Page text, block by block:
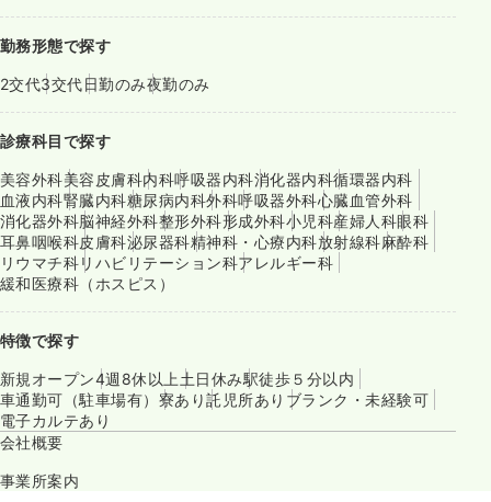
勤務形態で探す
2交代3交代日勤のみ夜勤のみ
診療科目で探す
美容外科美容皮膚科内科呼吸器内科消化器内科循環器内科
血液内科腎臓内科糖尿病内科外科呼吸器外科心臓血管外科
消化器外科脳神経外科整形外科形成外科小児科産婦人科眼科
耳鼻咽喉科皮膚科泌尿器科精神科・心療内科放射線科麻酔科
リウマチ科リハビリテーション科アレルギー科
緩和医療科（ホスピス）
特徴で探す
新規オープン4週8休以上 土日休み駅徒歩５分以内
車通勤可（駐車場有） 寮あり託児所あり ブランク・未経験可
電子カルテあり
会社概要
事業所案内